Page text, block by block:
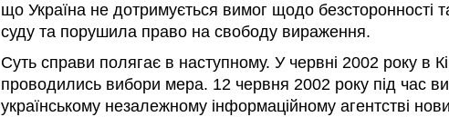
що Україна не дотримується вимог щодо безсторонності
суду та порушила право на свободу вираження.
Суть справи полягає в наступному. У червні 2002 року в
проводились вибори мера. 12 червня 2002 року під час
українському незалежному інформаційному агентстві